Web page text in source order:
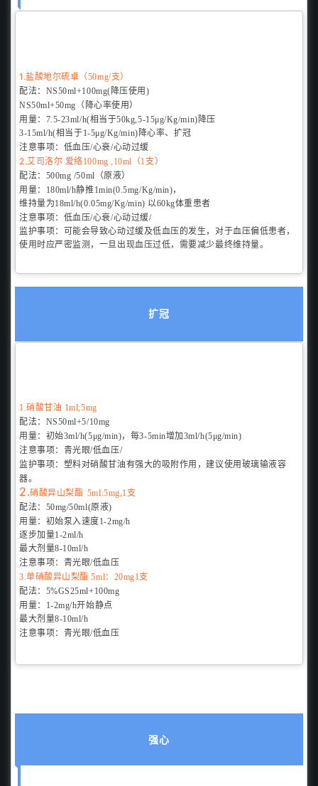
1.盐酸地尔硫卓 （50mg/支）
配法： NS50ml+100mg( 降压使用)
NS50ml+50mg （降心率使用）
用量： 7.5-23ml/h(相当于50kg,5-15μg/Kg/min)降压
3-15ml/h(相当于1-5μg/Kg/min)降心率、扩冠
注意事项： 低血压/心衰/心动过缓
2.艾司洛尔 爱络100mg ,10ml（1支）
配法： 500mg /50ml（原液）
用量： 180ml/h静推1min(0.5mg/Kg/min)，
维持量为18ml/h(0.05mg/Kg/min) 以60kg体重患者
注意事项： 低血压/心衰/心动过缓/
监护事项：可能会导致心动过缓及低血压的发生，对于血压偏低患者，
使用时应严密监测，一旦出现血压过低，需要减少最终维持量。
扩冠
1.硝酸甘油 1ml;5mg
配法： NS50ml+5/10mg
用量： 初始3ml/h(5μg/min)，每3-5min增加3ml/h(5μg/min)
注意事项： 青光眼/低血压/
监护事项： 塑料对硝酸甘油有强大的吸附作用，建议使用玻璃输液容
器。
2.硝酸异山梨酯 5ml:5mg,1支
配法： 50mg/50ml(原液)
用量： 初始泵入速度1-2mg/h
逐步加量1-2ml/h
最大剂量8-10ml/h
注意事项： 青光眼/低血压
3.单硝酸异山梨酯 5ml：20mg1支
配法： 5%GS25ml+100mg
用量：
1-2mg/h开始静点
最大剂量8-10ml/h
注意事项： 青光眼/低血压
强心